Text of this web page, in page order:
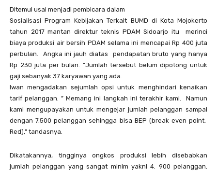
Ditemui usai menjadi pembicara dalam
Sosialisasi Program Kebijakan Terkait BUMD di Kota Mojokerto
tahun 2017 mantan direktur teknis PDAM Sidoarjo itu merinci
biaya produksi air bersih PDAM selama ini mencapai Rp 400 juta
perbulan. Angka ini jauh diatas pendapatan bruto yang hanya
Rp 230 juta per bulan. “Jumlah tersebut belum dipotong untuk
gaji sebanyak 37 karyawan yang ada.
Iwan mengadakan sejumlah opsi untuk menghindari kenaikan
tarif pelanggan. ” Memang ini langkah ini terakhir kami. Namun
kami mengupayakan untuk mengejar jumlah pelanggan sampai
dengan 7.500 pelanggan sehingga bisa BEP (break even point,
Red),” tandasnya.
Dikatakannya, tingginya ongkos produksi lebih disebabkan
jumlah pelanggan yang sangat minim yakni 4. 900 pelanggan.